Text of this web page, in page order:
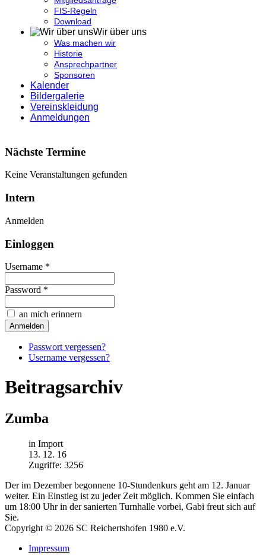
FIS-Regeln
Download
Wir über uns
Was machen wir
Historie
Ansprechpartner
Sponsoren
Kalender
Bildergalerie
Vereinskleidung
Anmeldungen
Nächste Termine
Keine Veranstaltungen gefunden
Intern
Anmelden
Einloggen
Username *
Password *
an mich erinnern
Passwort vergessen?
Username vergessen?
Beitragsarchiv
Zumba
in Import
13. 12. 16
Zugriffe: 3256
Der im Dezember begonnene 10-Stundenkurs geht am 12. Januar
weiter. Ein Einstieg ist zu jeder Zeit möglich. Kommen Sie einfach
um 18:00 Uhr in der sanierten Turnhalle vorbei, Gabi freut sich auf
Sie.
Copyright © 2026 SC Reichertshofen 1980 e.V.
Impressum